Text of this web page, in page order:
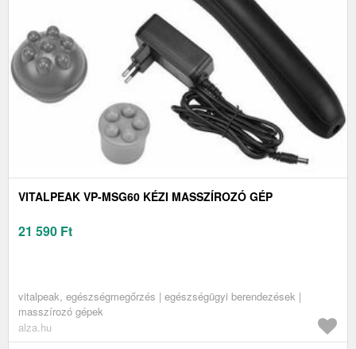
VITALPEAK VP-MSG60 KÉZI MASSZÍROZÓ GÉP
21 590 Ft
vitalpeak, egészségmegőrzés | egészségügyi berendezések |
masszírozó gépek
alza.hu